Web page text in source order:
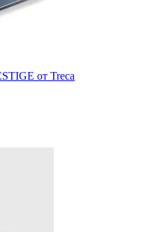
от Treca